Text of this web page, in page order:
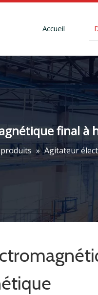
Accueil
final à
» Agitateur